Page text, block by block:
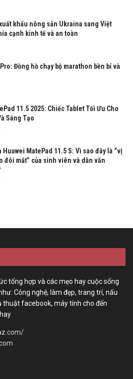
khẩu nông sản Ukraina sang Việt
cạnh kinh tế và an toàn
Đồng hồ chạy bộ marathon bền bỉ và
11.5 2025: Chiếc Tablet Tối Ưu Cho
Sáng Tạo
MatePad 11.5 S: Vì sao đây là “vị
đôi mắt” của sinh viên và dân văn
tổng hợp và các mẹo hay cuộc sống
Công nghệ, làm đẹp, trang trí, nấu
thuật facebook, máy tính cho đến